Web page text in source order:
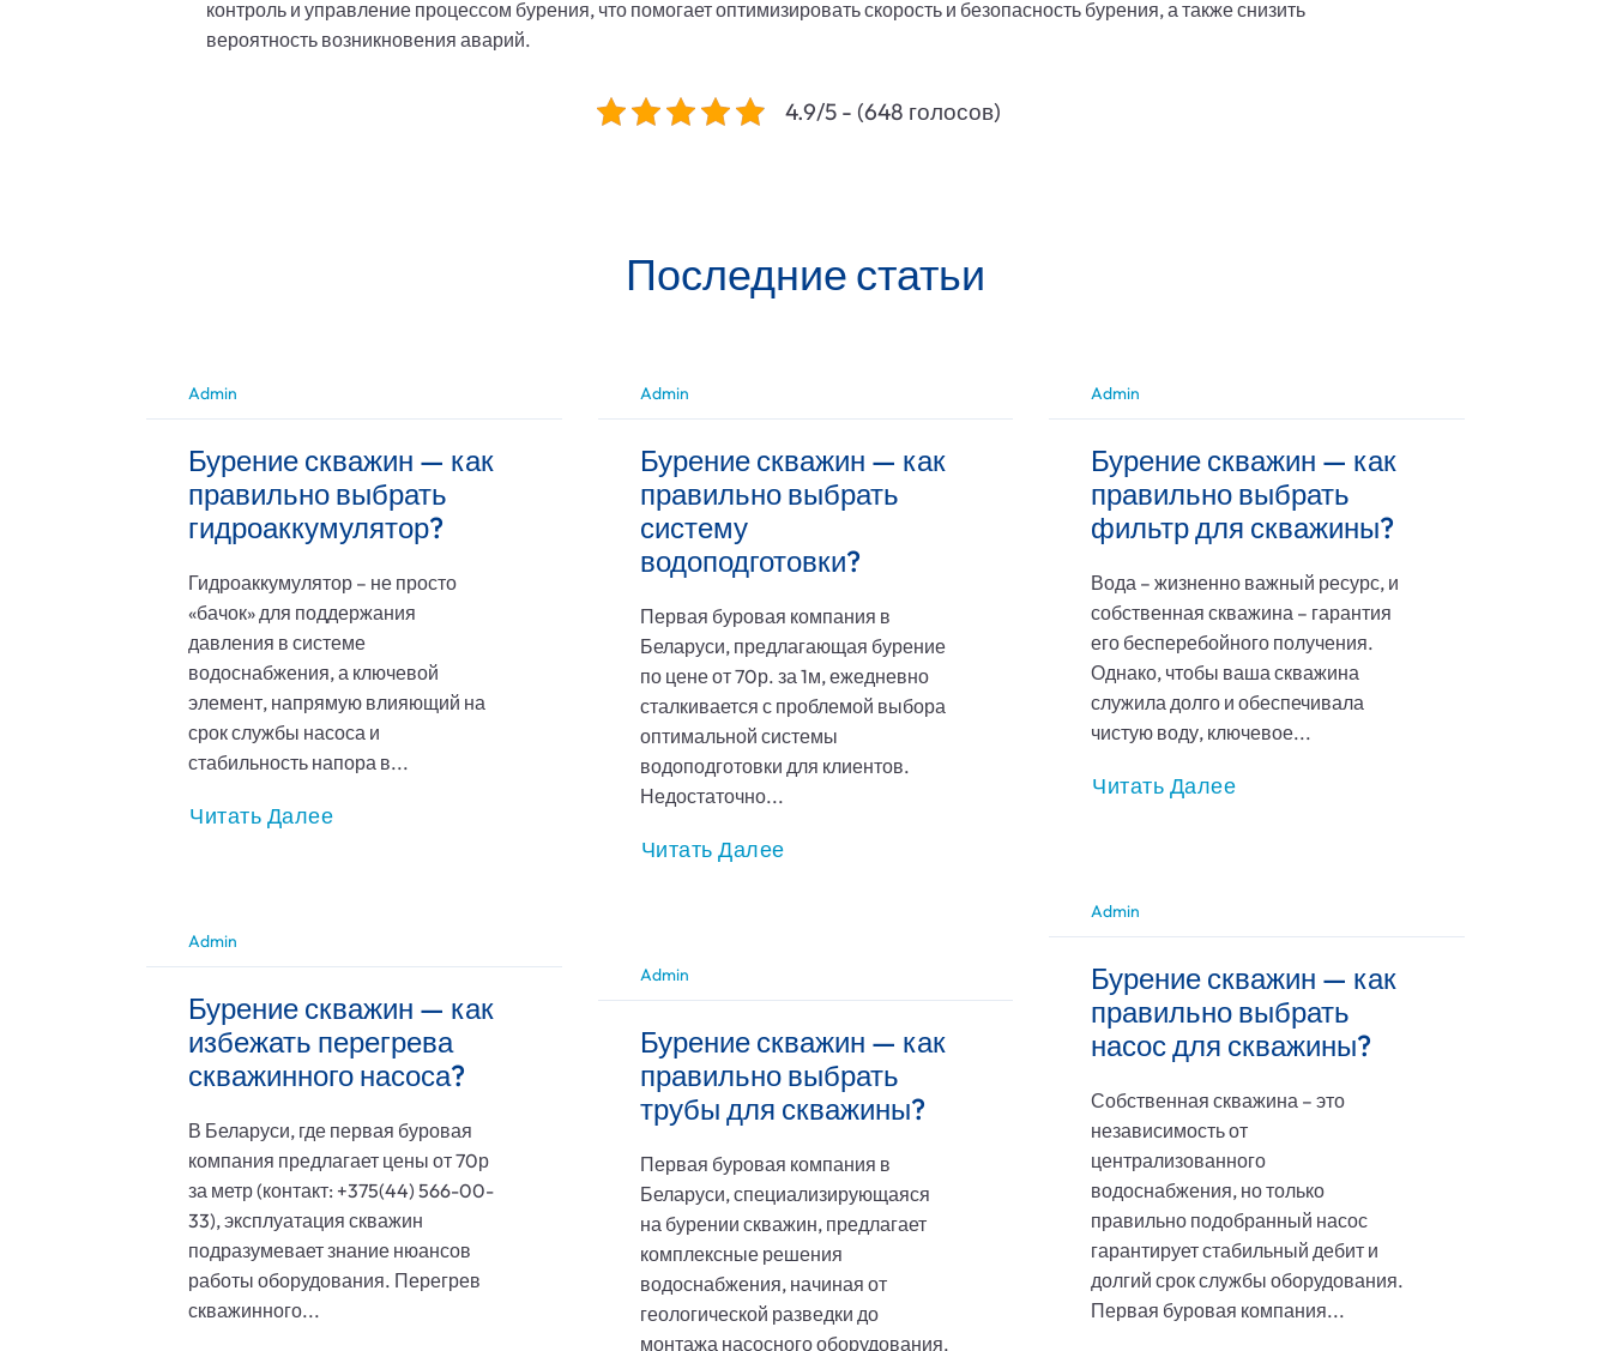
контроль и управление процессом бурения, что помогает оптимизировать скорость и безопасность бурения, а также снизить
вероятность возникновения аварий.
4.9/5 - (648 голосов)
Последние статьи
Admin
Бурение скважин — как
правильно выбрать
гидроаккумулятор?
Гидроаккумулятор – не просто
«бачок» для поддержания
давления в системе
водоснабжения, а ключевой
элемент, напрямую влияющий на
срок службы насоса и
стабильность напора в...
Читать Далее
Admin
Бурение скважин — как
правильно выбрать
систему
водоподготовки?
Первая буровая компания в
Беларуси, предлагающая бурение
по цене от 70р. за 1м, ежедневно
сталкивается с проблемой выбора
оптимальной системы
водоподготовки для клиентов.
Недостаточно...
Читать Далее
Admin
Бурение скважин — как
правильно выбрать
фильтр для скважины?
Вода – жизненно важный ресурс, и
собственная скважина – гарантия
его бесперебойного получения.
Однако, чтобы ваша скважина
служила долго и обеспечивала
чистую воду, ключевое...
Читать Далее
Admin
Бурение скважин — как
правильно выбрать
насос для скважины?
Собственная скважина – это
независимость от
централизованного
водоснабжения, но только
правильно подобранный насос
гарантирует стабильный дебит и
долгий срок службы оборудования.
Первая буровая компания...
Admin
Бурение скважин — как
избежать перегрева
скважинного насоса?
В Беларуси, где первая буровая
компания предлагает цены от 70р
за метр (контакт: +375(44) 566-00-
33), эксплуатация скважин
подразумевает знание нюансов
работы оборудования. Перегрев
скважинного...
Admin
Бурение скважин — как
правильно выбрать
трубы для скважины?
Первая буровая компания в
Беларуси, специализирующаяся
на бурении скважин, предлагает
комплексные решения
водоснабжения, начиная от
геологической разведки до
монтажа насосного оборудования.